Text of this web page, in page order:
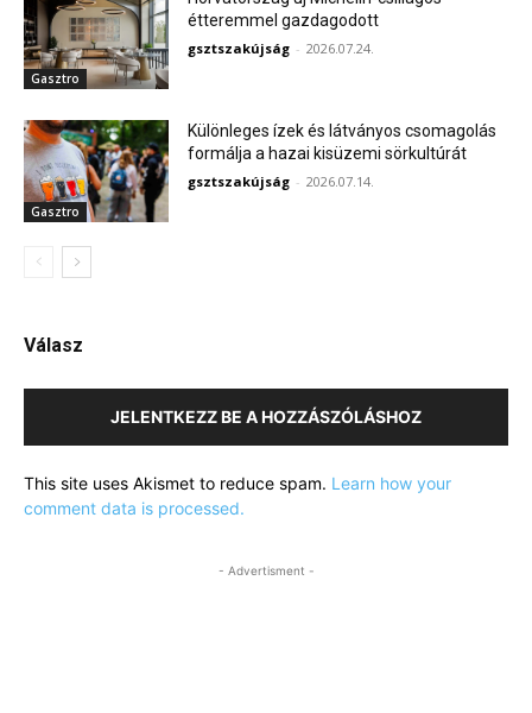
Gasztro
étteremmel gazdagodott
gsztszakújság - 2026.07.24.
Gasztro
Különleges ízek és látványos csomagolás
formálja a hazai kisüzemi sörkultúrát
gsztszakújság - 2026.07.14.
Válasz
JELENTKEZZ BE A HOZZÁSZÓLÁSHOZ
This site uses Akismet to reduce spam. Learn how your
comment data is processed.
- Advertisment -